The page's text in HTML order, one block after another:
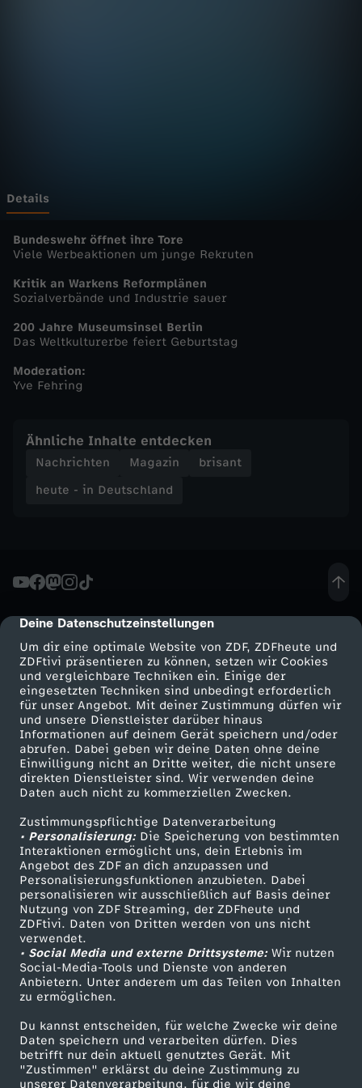
cmp-dialog-description
Deine Datenschutzeinstellungen
Um dir eine optimale Website von ZDF, ZDFheute und
ZDFtivi präsentieren zu können, setzen wir Cookies
und vergleichbare Techniken ein. Einige der
eingesetzten Techniken sind unbedingt erforderlich
für unser Angebot. Mit deiner Zustimmung dürfen wir
und unsere Dienstleister darüber hinaus
Informationen auf deinem Gerät speichern und/oder
abrufen. Dabei geben wir deine Daten ohne deine
Einwilligung nicht an Dritte weiter, die nicht unsere
direkten Dienstleister sind. Wir verwenden deine
Daten auch nicht zu kommerziellen Zwecken.
Zustimmungspflichtige Datenverarbeitung
• Personalisierung:Die Speicherung von bestimmten
Interaktionen ermöglicht uns, dein Erlebnis im
Angebot des ZDF an dich anzupassen und
Personalisierungsfunktionen anzubieten. Dabei
personalisieren wir ausschließlich auf Basis deiner
Nutzung von ZDF Streaming, der ZDFheute und
ZDFtivi. Daten von Dritten werden von uns nicht
verwendet.
• Social Media und externe Drittsysteme:Wir nutzen
Social-Media-Tools und Dienste von anderen
Anbietern. Unter anderem um das Teilen von Inhalten
zu ermöglichen.
Du kannst entscheiden, für welche Zwecke wir deine
Daten speichern und verarbeiten dürfen. Dies
betrifft nur dein aktuell genutztes Gerät. Mit
"Zustimmen" erklärst du deine Zustimmung zu
unserer Datenverarbeitung, für die wir deine
s
c
h
l
n
d
-
u
t
e
-
i
n
D
e
u
t
s
c
h
Details
Bundeswehr öffnet ihre Tore
Viele Werbeaktionen um junge Rekruten
Kritik an Warkens Reformplänen
Sozialverbände und Industrie sauer
200 Jahre Museumsinsel Berlin
Das Weltkulturerbe feiert Geburtstag
Moderation:
Yve Fehring
Ähnliche Inhalte entdecken
Nachrichten Magazin
brisant
heute - in Deutschland
Mehr ZDF
ZDF-Apps
Smart TV
ZDFtext
Livestreams
Sendungen A-Z
TV-Programm
Service
ZDFmitreden
Kontakt zum ZDF
Tickets
Zuschauerservice
Hilfe
ZDF Unternehmen
Karriere
ZDF goes Schule
Werbefernsehen